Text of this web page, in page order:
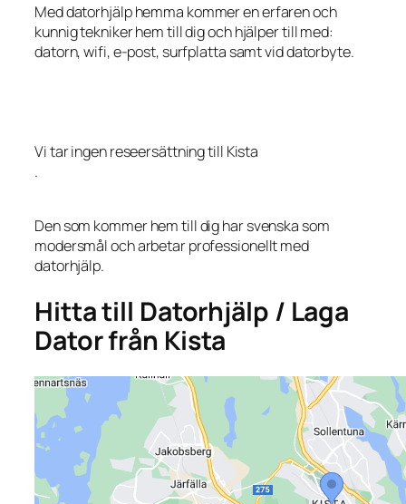
Med datorhjälp hemma kommer en erfaren och
kunnig tekniker hem till dig och hjälper till med:
datorn, wifi, e-post, surfplatta samt vid datorbyte.
Vi tar ingen reseersättning till Kista
.
Den som kommer hem till dig har svenska som
modersmål och arbetar professionellt med
datorhjälp.
Hitta till Datorhjälp / Laga
Dator från Kista